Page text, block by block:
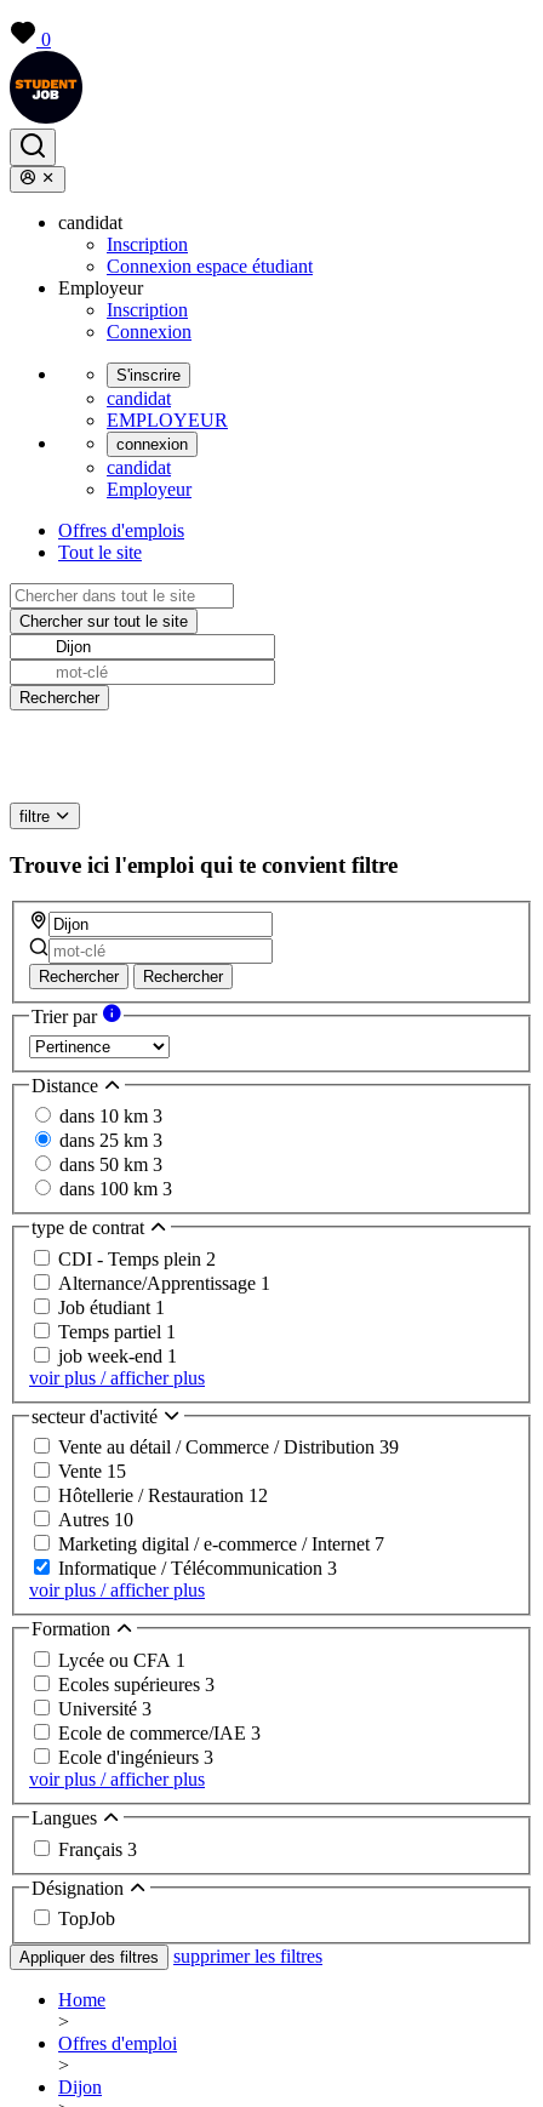
0
candidat
Inscription
Connexion espace étudiant
Employeur
Inscription
Connexion
S'inscrire
candidat
EMPLOYEUR
connexion
candidat
Employeur
Offres d'emplois
Tout le site
filtre
Trouve ici l'emploi qui te convient filtre
Rechercher Rechercher
Trier par
Distance
dans 10 km 3
dans 25 km 3
dans 50 km 3
dans 100 km 3
type de contrat
CDI - Temps plein 2
Alternance/Apprentissage 1
Job étudiant 1
Temps partiel 1
job week-end 1
voir plus / afficher plus
secteur d'activité
Vente au détail / Commerce / Distribution 39
Vente 15
Hôtellerie / Restauration 12
Autres 10
Marketing digital / e-commerce / Internet 7
Informatique / Télécommunication 3
voir plus / afficher plus
Formation
Lycée ou CFA 1
Ecoles supérieures 3
Université 3
Ecole de commerce/IAE 3
Ecole d'ingénieurs 3
voir plus / afficher plus
Langues
Français 3
Désignation
TopJob
Appliquer des filtres supprimer les filtres
Home
>
Offres d'emploi
>
Dijon